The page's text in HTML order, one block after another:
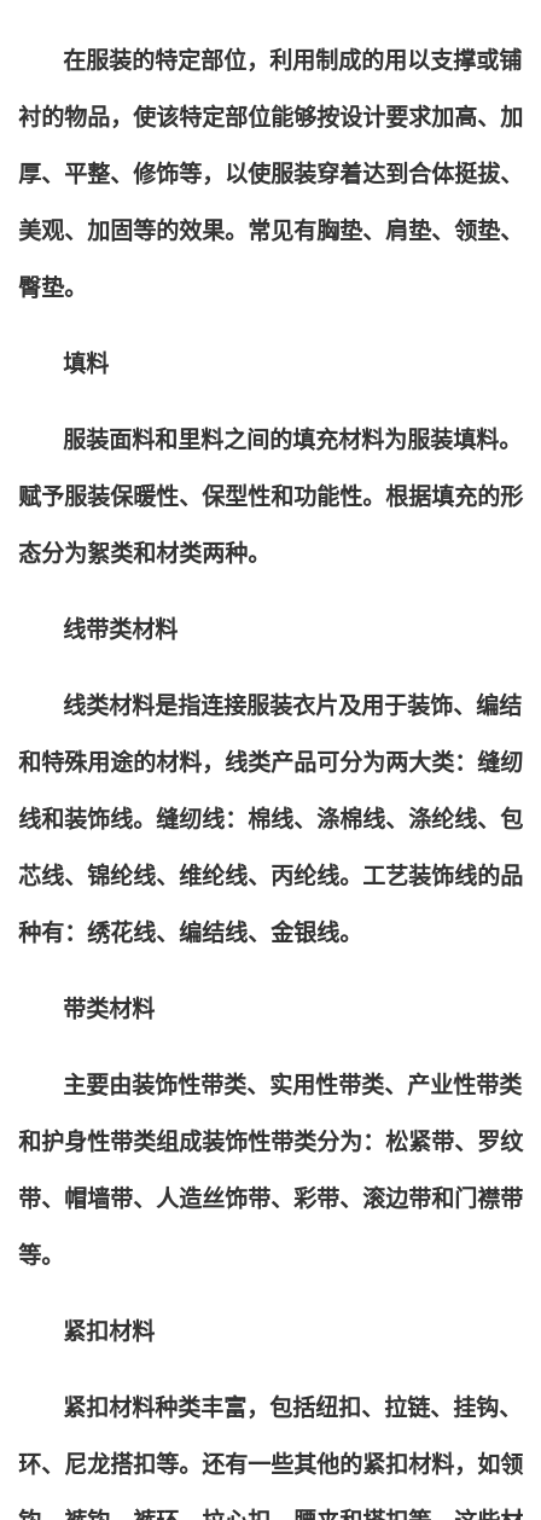
在服装的特定部位，利用制成的用以支撑或铺
衬的物品，使该特定部位能够按设计要求加高、加
厚、平整、修饰等，以使服装穿着达到合体挺拔、
美观、加固等的效果。常见有胸垫、肩垫、领垫、
臀垫。
填料
服装面料和里料之间的填充材料为服装填料。
赋予服装保暖性、保型性和功能性。根据填充的形
态分为絮类和材类两种。
线带类材料
线类材料是指连接服装衣片及用于装饰、编结
和特殊用途的材料，线类产品可分为两大类：缝纫
线和装饰线。缝纫线：棉线、涤棉线、涤纶线、包
芯线、锦纶线、维纶线、丙纶线。工艺装饰线的品
种有：绣花线、编结线、金银线。
带类材料
主要由装饰性带类、实用性带类、产业性带类
和护身性带类组成装饰性带类分为：松紧带、罗纹
带、帽墙带、人造丝饰带、彩带、滚边带和门襟带
等。
紧扣材料
紧扣材料种类丰富，包括纽扣、拉链、挂钩、
环、尼龙搭扣等。还有一些其他的紧扣材料，如领